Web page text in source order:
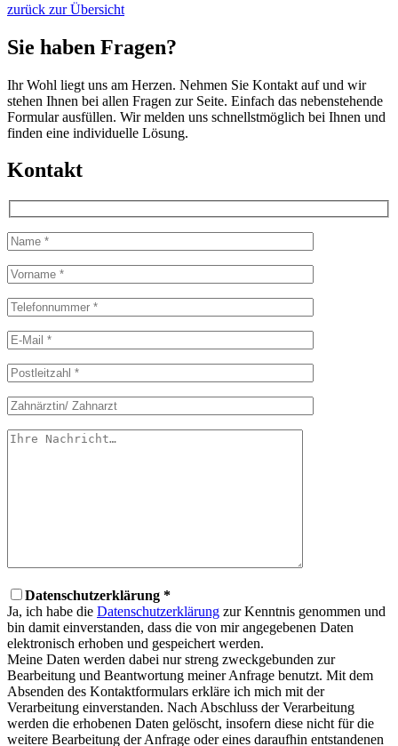
zurück zur Übersicht
Sie haben Fragen?
Ihr Wohl liegt uns am Herzen. Nehmen Sie Kontakt auf und wir
stehen Ihnen bei allen Fragen zur Seite. Einfach das nebenstehende
Formular ausfüllen. Wir melden uns schnellstmöglich bei Ihnen und
finden eine individuelle Lösung.
Kontakt
Datenschutzerklärung *
Ja, ich habe die Datenschutzerklärung zur Kenntnis genommen und
bin damit einverstanden, dass die von mir angegebenen Daten
elektronisch erhoben und gespeichert werden.
Meine Daten werden dabei nur streng zweckgebunden zur
Bearbeitung und Beantwortung meiner Anfrage benutzt. Mit dem
Absenden des Kontaktformulars erkläre ich mich mit der
Verarbeitung einverstanden. Nach Abschluss der Verarbeitung
werden die erhobenen Daten gelöscht, insofern diese nicht für die
weitere Bearbeitung der Anfrage oder eines daraufhin entstandenen